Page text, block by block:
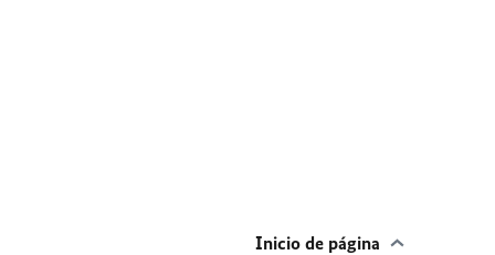
Inicio de página